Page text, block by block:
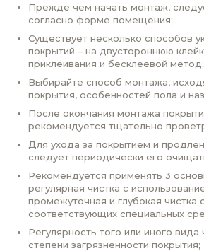
Прежде чем начать монтаж,
согласно форме помещения;
Существует несколько способов
покрытий – на двустороннюю
приклеивания и бесклеевой метод;
Выбирайте способ монтажа,
покрытия, особенностей пола и
После окончания монтажа
рекомендуется тщательно
Для ухода за покрытием и
следует периодически его
Рекомендуется применять 3
регулярная чистка с
промежуточная и глубокая чистка
соответствующих специальных
Регулярность того или иного вида
степени загрязненности покрытия;